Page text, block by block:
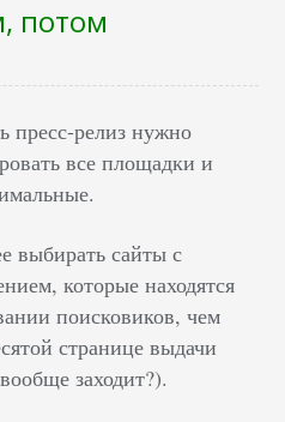
потом
пресс-релиз нужно
все площадки и
выбирать сайты с
которые находятся
поисковиков, чем
странице выдачи
заходит?).